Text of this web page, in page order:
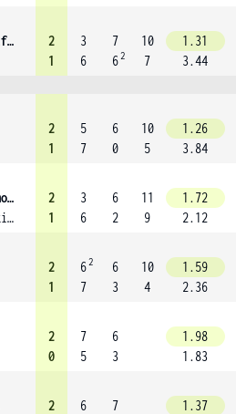
Routliffe (2)
2
1
3
6
7
62
10
7
1.31
3.44
2
1
5
7
6
0
10
5
1.26
3.84
Rakhimova
Kasatkina
2
1
3
6
6
2
11
9
1.72
2.12
2
1
62
7
6
3
10
4
1.59
2.36
2
0
7
5
6
3
1.98
1.83
2
6
7
1.37